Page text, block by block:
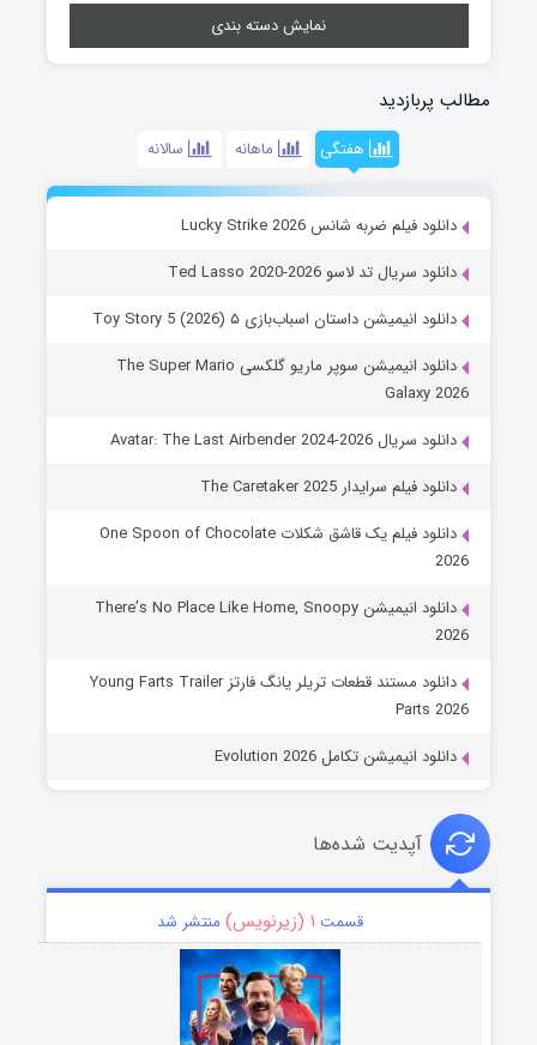
نمایش دسته بندی
مطالب پربازدید
هفتگی ماهانه سالانه
دانلود فیلم ضربه شانس Lucky Strike 2026
دانلود سریال تد لاسو Ted Lasso 2020-2026
دانلود انیمیشن داستان اسباب‌بازی ۵ Toy Story 5 (2026)
دانلود انیمیشن سوپر ماریو گلکسی The Super Mario
Galaxy 2026
دانلود سریال Avatar: The Last Airbender 2024-2026
دانلود فیلم سرایدار The Caretaker 2025
دانلود فیلم یک قاشق شکلات One Spoon of Chocolate
2026
دانلود انیمیشن There’s No Place Like Home, Snoopy
2026
دانلود مستند قطعات تریلر یانگ فارتز Young Farts Trailer
Parts 2026
دانلود انیمیشن تکامل Evolution 2026
آپدیت شده‌ها
قسمت ۱ (زیرنویس) منتشر شد